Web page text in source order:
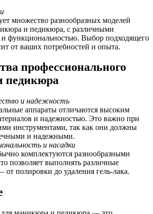
множество разнообразных моделей
и педикюра, с различными
и функциональностью. Выбор подходящего
от ваших потребностей и опыта.
профессионального
педикюра
и надежность
аппараты отличаются высоким
и надежностью. Это важно при
инструментами, так как они должны
и надежными.
и насадки
комплектуются разнообразными
позволяет выполнять различные
полировки до удаления гель-лака.